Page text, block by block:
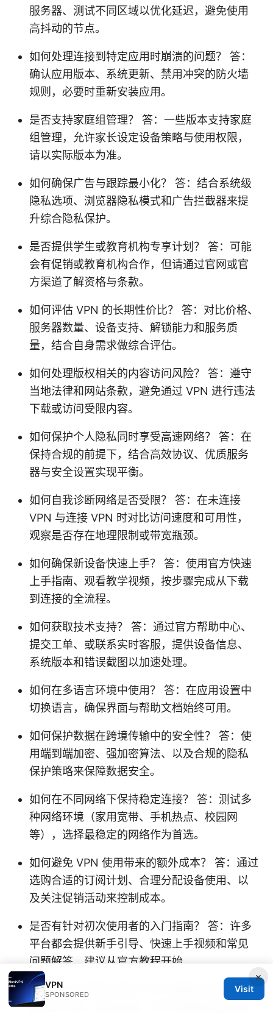
服务器、测试不同区域以优化延迟，避免使用
高抖动的节点。
如何处理连接到特定应用时崩溃的问题？ 答：
确认应用版本、系统更新、禁用冲突的防火墙
规则，必要时重新安装应用。
是否支持家庭组管理？ 答：一些版本支持家庭
组管理，允许家长设定设备策略与使用权限，
请以实际版本为准。
如何确保广告与跟踪最小化？ 答：结合系统级
隐私选项、浏览器隐私模式和广告拦截器来提
升综合隐私保护。
是否提供学生或教育机构专享计划？ 答：可能
会有促销或教育机构合作，但请通过官网或官
方渠道了解资格与条款。
如何评估 VPN 的长期性价比？ 答：对比价格、
服务器数量、设备支持、解锁能力和服务质
量，结合自身需求做综合评估。
如何处理版权相关的内容访问风险？ 答：遵守
当地法律和网站条款，避免通过 VPN 进行违法
下载或访问受限内容。
如何保护个人隐私同时享受高速网络？ 答：在
保持合规的前提下，结合高效协议、优质服务
器与安全设置实现平衡。
如何自我诊断网络是否受限？ 答：在未连接
VPN 与连接 VPN 时对比访问速度和可用性，
观察是否存在地理限制或带宽瓶颈。
如何确保新设备快速上手？ 答：使用官方快速
上手指南、观看教学视频，按步骤完成从下载
到连接的全流程。
如何获取技术支持？ 答：通过官方帮助中心、
提交工单、或联系实时客服，提供设备信息、
系统版本和错误截图以加速处理。
如何在多语言环境中使用？ 答：在应用设置中
切换语言，确保界面与帮助文档始终可用。
如何保护数据在跨境传输中的安全性？ 答：使
用端到端加密、强加密算法、以及合规的隐私
保护策略来保障数据安全。
如何在不同网络下保持稳定连接？ 答：测试多
种网络环境（家用宽带、手机热点、校园网
等），选择最稳定的网络作为首选。
如何避免 VPN 使用带来的额外成本？ 答：通过
选购合适的订阅计划、合理分配设备使用、以
及关注促销活动来控制成本。
是否有针对初次使用者的入门指南？ 答：许多
平台都会提供新手引导、快速上手视频和常见
问题解答，建议从官方教程开始。
如何在工作场景中使用 VPN 的最佳实践？ 答：
确保工作流、远程桌面、文件传输都在加密通
×
VPN
SPONSORED
Visit